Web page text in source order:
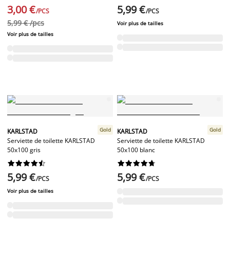
3,00 €/PCS
5,99 € /pcs
Voir plus de tailles
5,99 €/PCS
Voir plus de tailles
KARLSTAD
Serviette de toilette KARLSTAD
50x100 gris
Gold






5,99 €/PCS
Voir plus de tailles
KARLSTAD
Serviette de toilette KARLSTAD
50x100 blanc
Gold






5,99 €/PCS